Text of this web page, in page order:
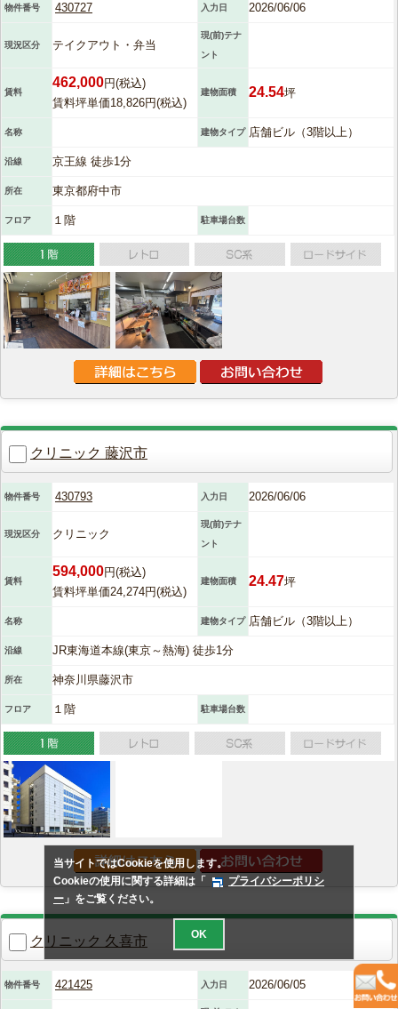
物件番号 430727 入力日 2026/06/06
現況区分 テイクアウト・弁当
現(前)テナ
ント
賃料
462,000円(税込)
賃料坪単価18,826円(税込)
建物面積 24.54坪
名称 建物タイプ 店舗ビル（3階以上）
沿線 京王線 徒歩1分
所在 東京都府中市
フロア １階 駐車場台数
クリニック 藤沢市
物件番号 430793 入力日 2026/06/06
現況区分 クリニック
現(前)テナ
ント
賃料
594,000円(税込)
賃料坪単価24,274円(税込)
建物面積 24.47坪
名称 建物タイプ 店舗ビル（3階以上）
沿線 JR東海道本線(東京～熱海) 徒歩1分
所在 神奈川県藤沢市
フロア １階 駐車場台数
クリニック 久喜市
物件番号 421425 入力日 2026/06/05
当サイトではCookieを使用します。
Cookieの使用に関する詳細は「
プライバシーポリシ
ー 」をご覧ください。
OK